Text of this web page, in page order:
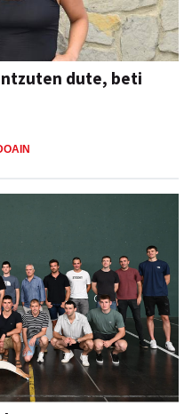
dute, beti